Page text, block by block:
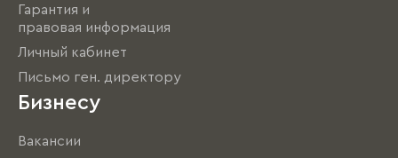
Гарантия и
правовая информация
Личный кабинет
Письмо ген. директору
Бизнесу
Вакансии